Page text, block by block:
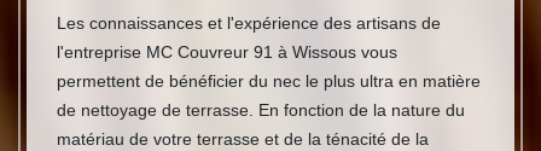
Les connaissances et l'expérience des artisans de
l'entreprise MC Couvreur 91 à Wissous vous
permettent de bénéficier du nec le plus ultra en matière
de nettoyage de terrasse. En fonction de la nature du
matériau de votre terrasse et de la ténacité de la